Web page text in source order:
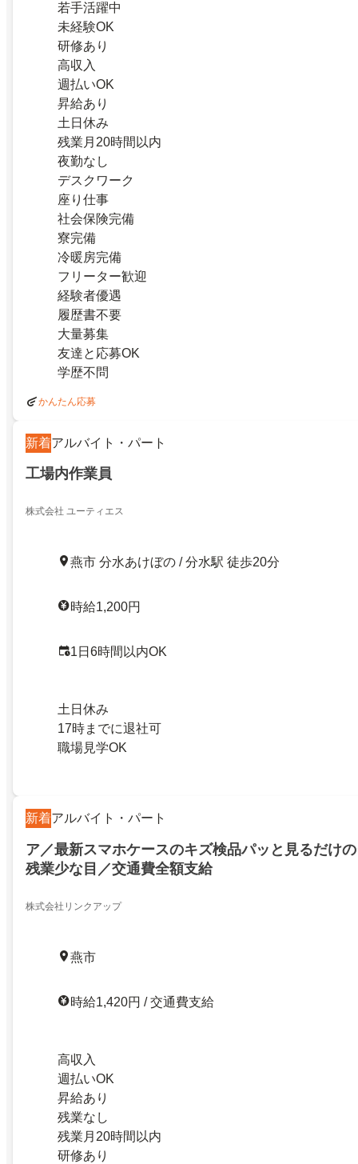
若手活躍中
未経験OK
研修あり
高収入
週払いOK
昇給あり
土日休み
残業月20時間以内
夜勤なし
デスクワーク
座り仕事
社会保険完備
寮完備
冷暖房完備
フリーター歓迎
経験者優遇
履歴書不要
大量募集
友達と応募OK
学歴不問
かんたん応募
新着アルバイト・パート
工場内作業員
株式会社 ユーティエス
燕市 分水あけぼの / 分水駅 徒歩20分
時給1,200円
1日6時間以内OK
土日休み
17時までに退社可
職場見学OK
新着アルバイト・パート
ア／最新スマホケースのキズ検品パッと見るだけ
残業少な目／交通費全額支給
株式会社リンクアップ
燕市
時給1,420円 / 交通費支給
高収入
週払いOK
昇給あり
残業なし
残業月20時間以内
研修あり